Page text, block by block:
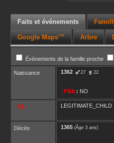
Faits et événements
Google Maps™ Arbre
Événements de la famille proche
Naissance 1362 27 22
_FNA : NO
_FIL LEGITIMATE_CHILD
Décès 1365 (Âge 3 ans)